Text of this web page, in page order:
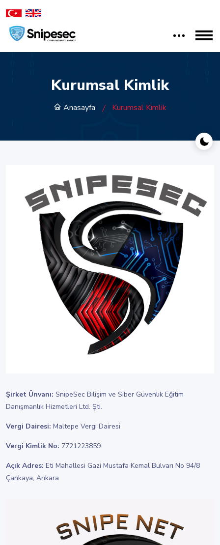
Kurumsal Kimlik
Anasayfa Kurumsal Kimlik
Şirket Ünvanı: SnipeSec Bilişim ve Siber Güvenlik Eğitim
Danışmanlık Hizmetleri Ltd. Şti.
Vergi Dairesi: Maltepe Vergi Dairesi
Vergi Kimlik No: 7721223859
Açık Adres: Eti Mahallesi Gazi Mustafa Kemal Bulvarı No 94/8
Çankaya, Ankara